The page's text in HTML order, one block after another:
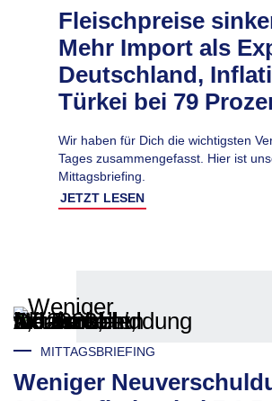
Fleischpreise
Mehr Import als
Deutschland,
Türkei bei 79
Wir haben für Dich die wichtigsten
Tages zusammengefasst. Hier ist
Mittagsbriefing.
JETZT LESEN
MITTAGSBRIEFING
Weniger